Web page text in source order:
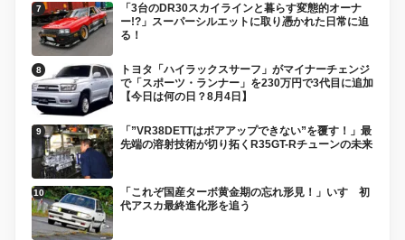
「3台のDR30スカイラインと暮らす変態的オーナ
ー!?」スーパーシルエットに取り憑かれた日常に迫
る！
トヨタ「ハイラックスサーフ」がマイナーチェンジ
で「スポーツ・ランナー」を230万円で3代目に追加
【今日は何の日？8月4日】
「”VR38DETTはボアアップできない”を覆す！」最
先端の溶射技術が切り拓くR35GT-Rチューンの未来
「これぞ国産ターボ黄金期の忘れ形見！」いすゞ初
代アスカ最終進化形を追う